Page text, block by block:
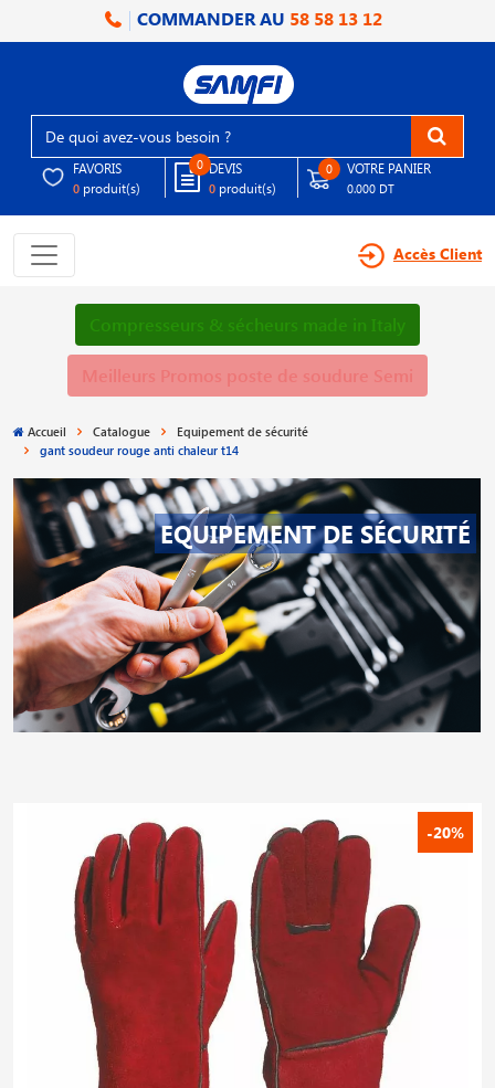
COMMANDER AU 58 58 13 12
FAVORIS
0 produit(s)
0 DEVIS
0 produit(s)
0 VOTRE PANIER
0.000 DT
Accès Client
Compresseurs & sécheurs made in Italy
Meilleurs Promos poste de soudure Semi
Accueil Catalogue
Equipement de sécurité
gant soudeur rouge anti chaleur t14
EQUIPEMENT DE SÉCURITÉ
-20%